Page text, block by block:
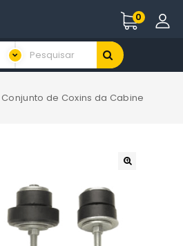
0
Conjunto de Coxins da Cabine